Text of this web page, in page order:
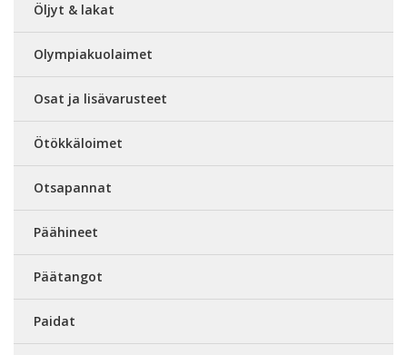
Öljyt & lakat
Olympiakuolaimet
Osat ja lisävarusteet
Ötökkäloimet
Otsapannat
Päähineet
Päätangot
Paidat